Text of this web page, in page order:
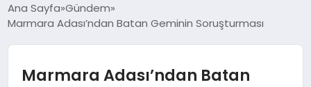
DÜNYA
Ana Sayfa Gündem
Marmara Adası’ndan Batan Geminin Soruşturması
Marmara Adası’ndan Batan